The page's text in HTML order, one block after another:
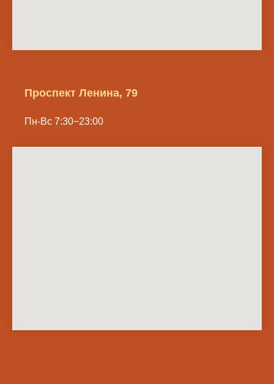
Проспект Ленина, 79
Пн-Вс 7:30−23:00